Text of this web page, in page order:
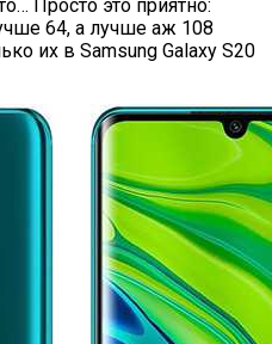
Просто это приятно:
64, а лучше аж 108
их в Samsung Galaxy S20